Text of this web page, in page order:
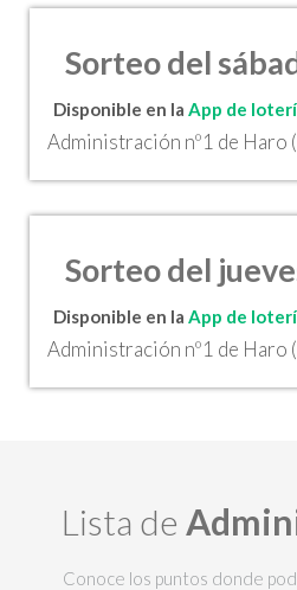
Sorteo del
Disponible en la App de
Administración nº1 de Haro
Sorteo del
Disponible en la App de
Administración nº1 de Haro
Lista de
Conoce los puntos donde